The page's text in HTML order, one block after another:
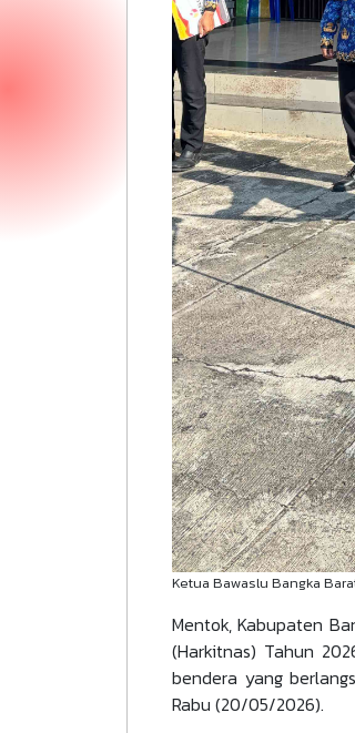
Ketua Bawaslu Bangka
Mentok, Kabupaten
(Harkitnas) Tahun
bendera yang
Rabu (20/05/2026).